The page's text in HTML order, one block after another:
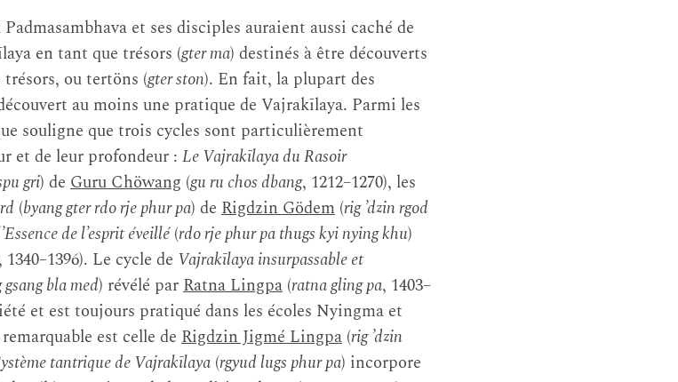
et ses disciples auraient aussi caché de
en tant que trésors (gter ma) destinés à être découverts
ou tertöns (gter ston). En fait, la plupart des
au moins une pratique de Vajrakīlaya. Parmi les
souligne que trois cycles sont particulièrement
et de leur profondeur : Le Vajrakīlaya du Rasoir
gri) de Guru Chöwang (gu ru chos dbang, 1212–1270), les
(byang gter rdo rje phur pa) de Rigdzin Gödem (rig ’dzin rgod
de l’esprit éveillé(rdo rje phur pa thugs kyi nying khu)
, 1340–1396). Le cycle de Vajrakīlaya insurpassable et
bla med) révélé parRatna Lingpa (ratna gling pa, 1403–
et est toujours pratiqué dans les écoles Nyingma et
est celle de Rigdzin Jigmé Lingpa (rig ’dzin
tantrique de Vajrakīlaya (rgyud lugs phur pa) incorpore